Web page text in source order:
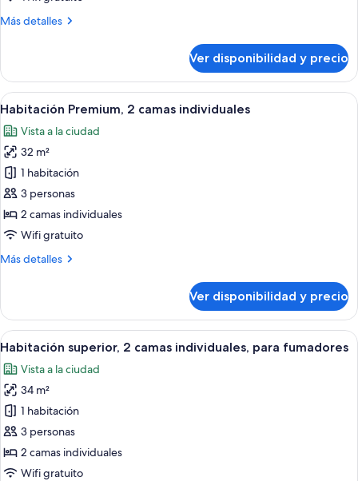
King
Más detalles
Más
Premium,
cama
size
Ver disponibilidad y precio
Ver
todas
las
fotos
de
Habitación
Premium,
2
individuales
Habitación de hotel con dos camas,
6
Habitación Premium, 2 camas individuales
Vista a la ciudad
32 m²
1 habitación
3 personas
2 camas individuales
Wifi gratuito
Más detalles
Más
Premium,
camas
Ver disponibilidad y precio
Ver
todas
las
fotos
de
Habitación
superior,
2
Habitación de hotel con una cama
6
Habitación superior, 2 camas individuales, para fumadores
Vista a la ciudad
34 m²
1 habitación
3 personas
2 camas individuales
Wifi gratuito